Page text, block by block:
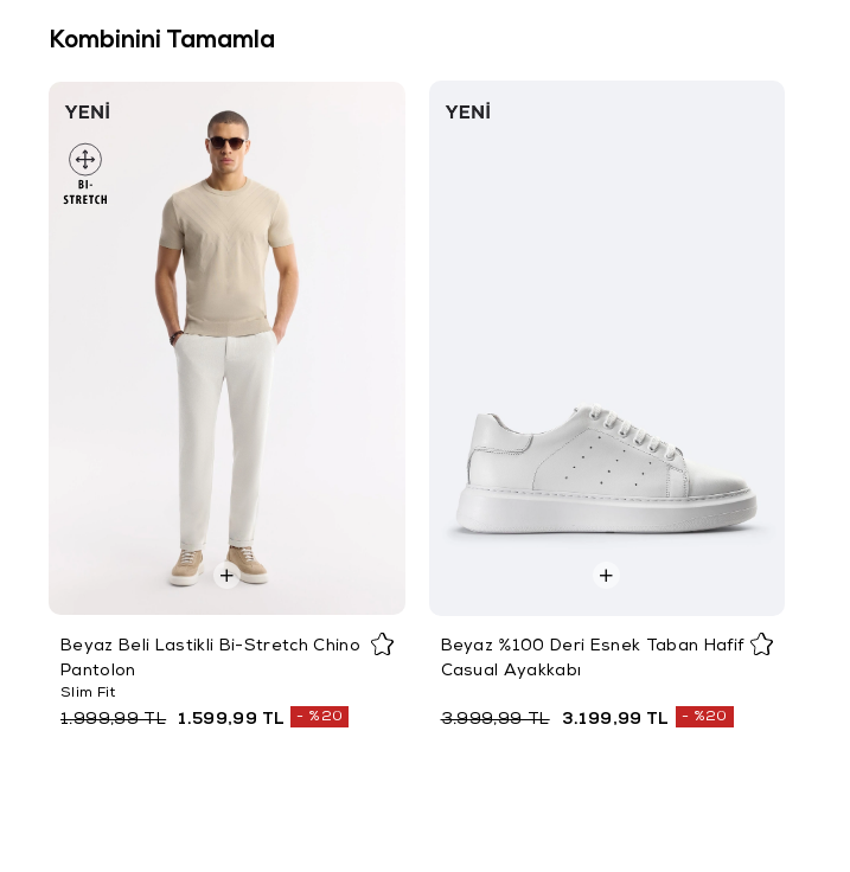
Kombinini Tamamla
Beyaz Beli Lastikli Bi-Stretch Chino
Pantolon
Slim Fit
1.599,99 TL
1.999,99 TL %20
Beyaz %100 Deri Esnek Taban Hafif
Casual Ayakkabı
3.199,99 TL
3.999,99 TL %20